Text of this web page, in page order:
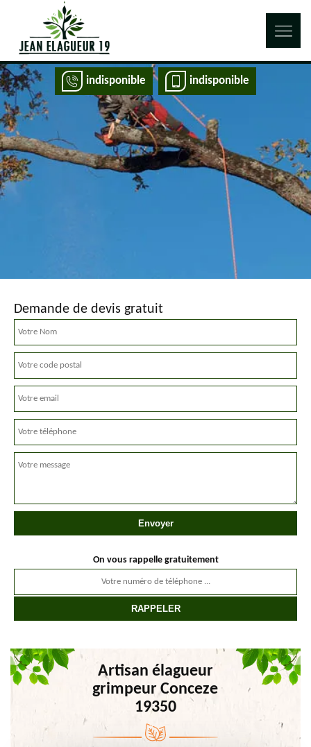
indisponible indisponible
Demande de devis gratuit
On vous rappelle gratuitement
Artisan élagueur
grimpeur Conceze
19350